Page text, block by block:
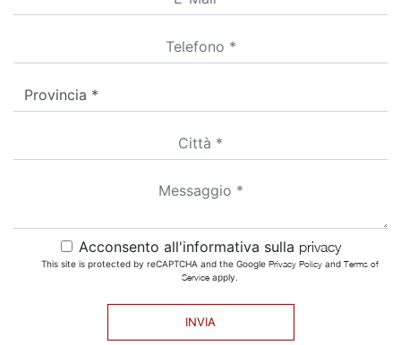
Acconsento all'informativa sulla privacy
This site is protected by reCAPTCHA and the Google Privacy Policyand Terms of
Serviceapply.
INVIA